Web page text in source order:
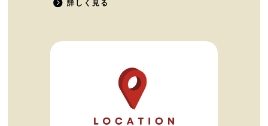
詳しく見る